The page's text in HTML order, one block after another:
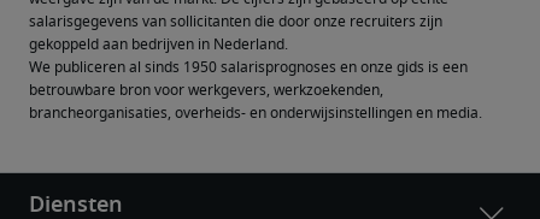
salarisgegevens van sollicitanten die door onze recruiters zijn
gekoppeld aan bedrijven in Nederland.
We publiceren al sinds 1950 salarisprognoses en onze gids is een
betrouwbare bron voor werkgevers, werkzoekenden,
brancheorganisaties, overheids- en onderwijsinstellingen en media.